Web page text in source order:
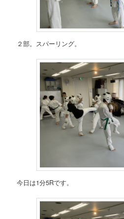
２部。スパーリング。
今日は1分5Rです。